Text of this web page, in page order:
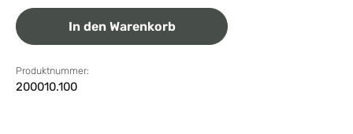
In den Warenkorb
Produktnummer:
200010.100